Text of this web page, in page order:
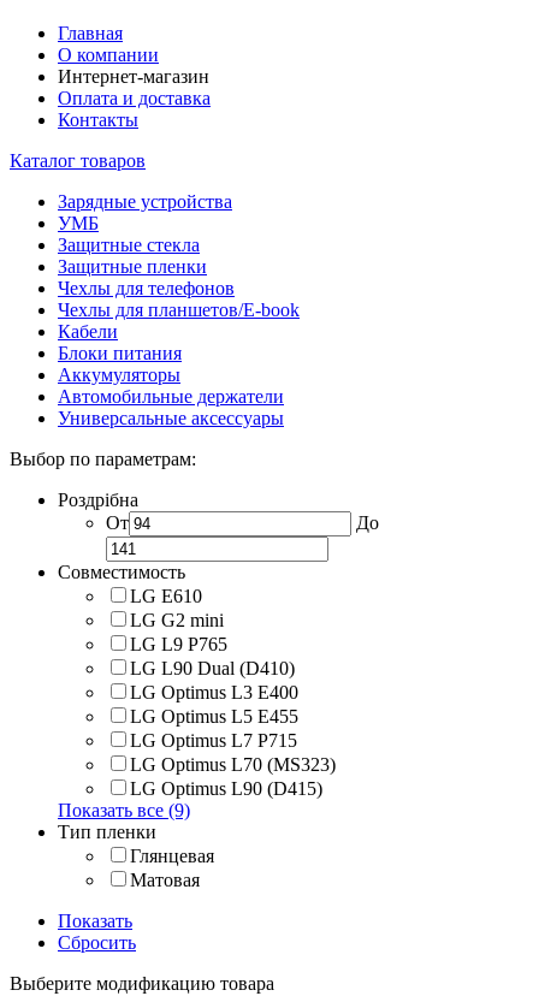
Главная
О компании
Интернет-магазин
Оплата и доставка
Контакты
Каталог товаров
Зарядные устройства
УМБ
Защитные стекла
Защитные пленки
Чехлы для телефонов
Чехлы для планшетов/E-book
Кабели
Блоки питания
Аккумуляторы
Автомобильные держатели
Универсальные аксессуары
Выбор по параметрам:
Роздрібна
От
До
Совместимость
LG E610
LG G2 mini
LG L9 P765
LG L90 Dual (D410)
LG Optimus L3 E400
LG Optimus L5 E455
LG Optimus L7 P715
LG Optimus L70 (MS323)
LG Optimus L90 (D415)
Показать все (9)
Тип пленки
Глянцевая
Матовая
Показать
Сбросить
Выберите модификацию товара